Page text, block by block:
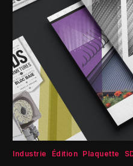
Industrie Édition Plaquette